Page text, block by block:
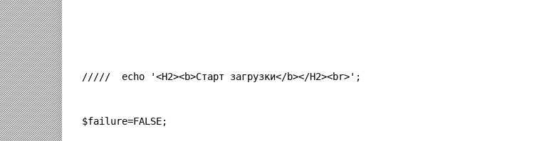
/////  echo '<H2><b>Старт загрузки</b></H2><br>';
$failure=FALSE;